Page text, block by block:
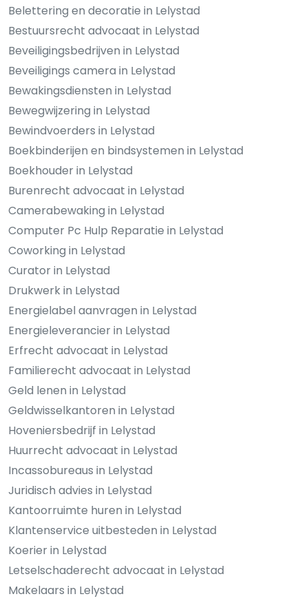
Belettering en decoratie in Lelystad
Bestuursrecht advocaat in Lelystad
Beveiligingsbedrijven in Lelystad
Beveiligings camera in Lelystad
Bewakingsdiensten in Lelystad
Bewegwijzering in Lelystad
Bewindvoerders in Lelystad
Boekbinderijen en bindsystemen in Lelystad
Boekhouder in Lelystad
Burenrecht advocaat in Lelystad
Camerabewaking in Lelystad
Computer Pc Hulp Reparatie in Lelystad
Coworking in Lelystad
Curator in Lelystad
Drukwerk in Lelystad
Energielabel aanvragen in Lelystad
Energieleverancier in Lelystad
Erfrecht advocaat in Lelystad
Familierecht advocaat in Lelystad
Geld lenen in Lelystad
Geldwisselkantoren in Lelystad
Hoveniersbedrijf in Lelystad
Huurrecht advocaat in Lelystad
Incassobureaus in Lelystad
Juridisch advies in Lelystad
Kantoorruimte huren in Lelystad
Klantenservice uitbesteden in Lelystad
Koerier in Lelystad
Letselschaderecht advocaat in Lelystad
Makelaars in Lelystad